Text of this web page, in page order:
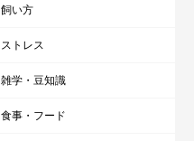
飼い方
ストレス
雑学・豆知識
食事・フード